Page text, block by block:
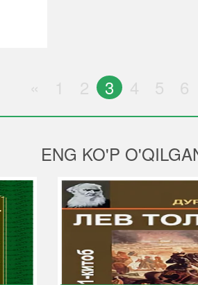
« 1 2 3 4 5 6
ENG KO'P